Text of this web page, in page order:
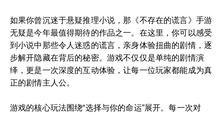
如果你曾沉迷于悬疑推理小说，那《不存在的谎言》手游
无疑是今年最值得期待的作品之一。在这里，你可以感受
到小说中那些令人迷惑的谎言，亲身体验扭曲的剧情，逐
步解开隐藏在背后的秘密。游戏不仅仅是单纯的剧情演
绎，更是一次深度的互动体验，让每一位玩家都能成为真
正的剧情主人公。
游戏的核心玩法围绕“选择与你的命运”展开。每一次对